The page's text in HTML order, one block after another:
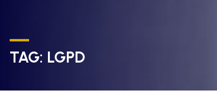
TAG: LGPD